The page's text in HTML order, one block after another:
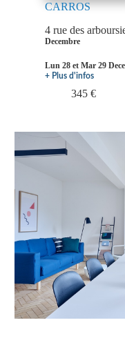
CARROS
4 rue des
Decembre
Lun 28 et Mar 29
+ Plus d'infos
345 €